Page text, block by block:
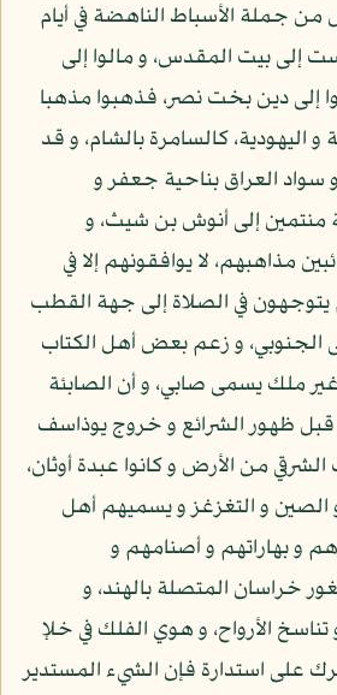
من جملة الأسباط الناهضة في أيام
إلى بيت المقدس، و مالوا إلى
دين بخت نصر، فذهبوا مذهبا
كالسامرة بالشام، و قد
العراق بناحية جعفر و
منتمين إلى أنوش بن شيث، و
مذاهبهم، لا يوافقونهم إلا في
يتوجهون في الصلاة إلى جهة القطب
الجنوبي، و زعم بعض أهل الكتاب
ملك يسمى صابي، و أن الصابئة
قبل ظهور الشرائع و خروج يوذاسف
من الأرض و كانوا عبدة أوثان،
و الصين و التغزغز و يسميهم أهل
و بهاراتهم و أصنامهم و
خراسان المتصلة بالهند، و
الأرواح، و هوي الفلك في خلإ
على استدارة فإن الشيء المستدير